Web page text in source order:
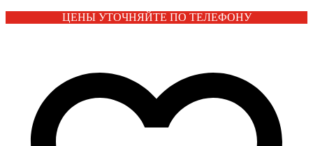
ЦЕНЫ УТОЧНЯЙТЕ ПО ТЕЛЕФОНУ